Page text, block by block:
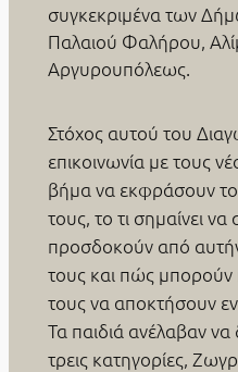
συγκεκριμένα των
Παλαιού Φαλήρου,
Αργυρουπόλεως.
Στόχος αυτού του
επικοινωνία με τους
βήμα να εκφράσουν
τους, το τι σημαίνει
προσδοκούν από
τους και πώς μπορούν
τους να αποκτήσουν
Τα παιδιά ανέλαβαν
τρεις κατηγορίες,